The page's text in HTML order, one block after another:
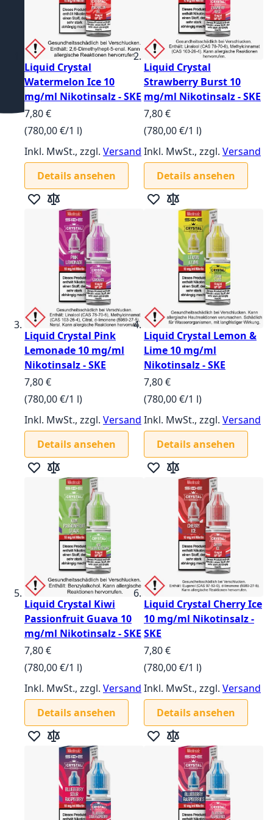
Liquid Crystal
Watermelon Ice 10
mg/ml Nikotinsalz - SKE
7,80 €
(780,00 €/1 l)
Inkl. MwSt., zzgl. Versand
Details ansehen
Zur Wunschliste hinzufügen
Zur Vergleichsliste hinzufügen
Liquid Crystal
Strawberry Burst 10
mg/ml Nikotinsalz - SKE
7,80 €
(780,00 €/1 l)
Inkl. MwSt., zzgl. Versand
Details ansehen
Zur Wunschliste hinzufügen
Zur Vergleichsliste
Liquid Crystal Pink
Lemonade 10 mg/ml
Nikotinsalz - SKE
7,80 €
(780,00 €/1 l)
Inkl. MwSt., zzgl. Versand
Details ansehen
Zur Wunschliste hinzufügen
Zur Vergleichsliste hinzufügen
Liquid Crystal Lemon &
Lime 10 mg/ml
Nikotinsalz - SKE
7,80 €
(780,00 €/1 l)
Inkl. MwSt., zzgl. Versand
Details ansehen
Zur Wunschliste hinzufügen
Zur Vergleichsliste
Liquid Crystal Kiwi
Passionfruit Guava 10
mg/ml Nikotinsalz - SKE
7,80 €
(780,00 €/1 l)
Inkl. MwSt., zzgl. Versand
Details ansehen
Zur Wunschliste hinzufügen
Zur Vergleichsliste hinzufügen
Liquid Crystal Cherry Ice
10 mg/ml Nikotinsalz -
SKE
7,80 €
(780,00 €/1 l)
Inkl. MwSt., zzgl. Versand
Details ansehen
Zur Wunschliste hinzufügen
Zur Vergleichsliste